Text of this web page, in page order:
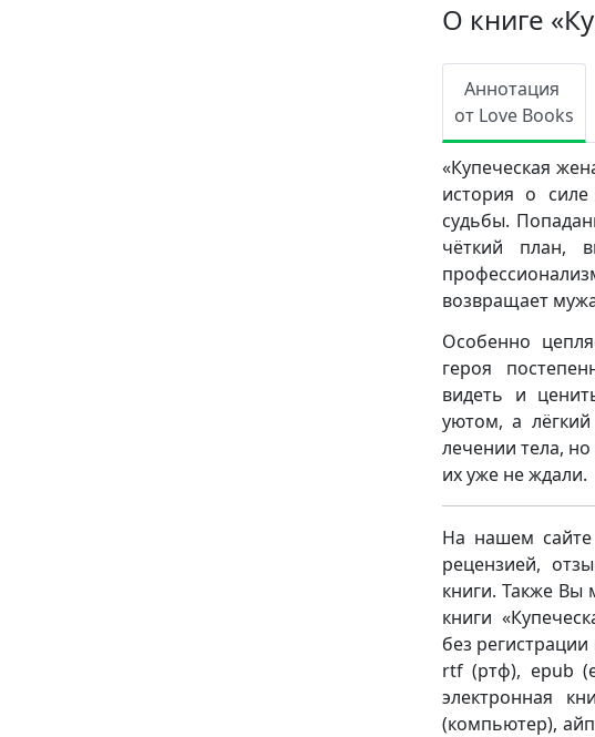
О книге
Аннотация
от Love Books
«Купеческая
история о
судьбы.
чёткий план,
возвращает
Особенно
героя
видеть и
уютом, а
лечении тела,
их уже не ждали.
На нашем
рецензией,
книги. Также Вы
книги
без
rtf (ртф), epub
электронная
(компьютер),